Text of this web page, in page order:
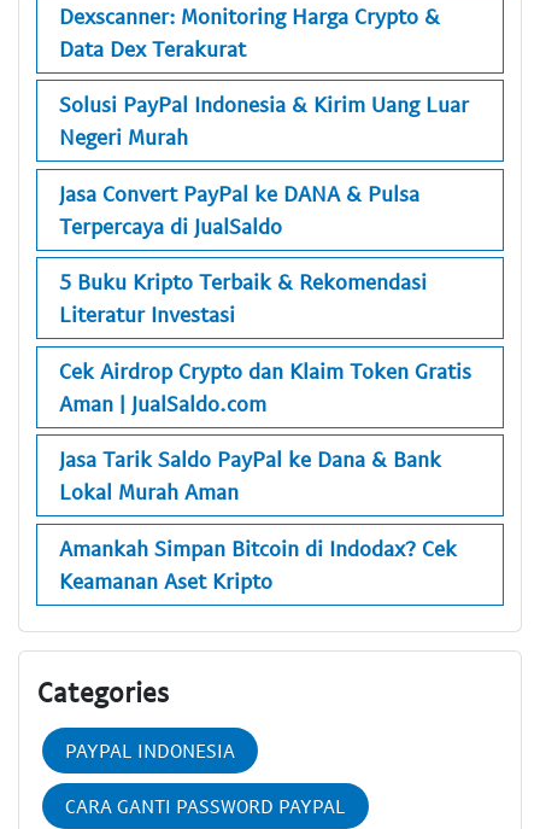
Dexscanner: Monitoring Harga Crypto &
Data Dex Terakurat
Solusi PayPal Indonesia & Kirim Uang Luar
Negeri Murah
Jasa Convert PayPal ke DANA & Pulsa
Terpercaya di JualSaldo
5 Buku Kripto Terbaik & Rekomendasi
Literatur Investasi
Cek Airdrop Crypto dan Klaim Token Gratis
Aman | JualSaldo.com
Jasa Tarik Saldo PayPal ke Dana & Bank
Lokal Murah Aman
Amankah Simpan Bitcoin di Indodax? Cek
Keamanan Aset Kripto
Categories
PAYPAL INDONESIA
CARA GANTI PASSWORD PAYPAL